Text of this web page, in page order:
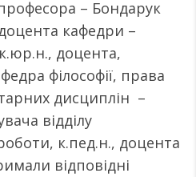
– Бондарук
кафедри –
доцента,
філософії, права
дисциплін –
відділу
к.пед.н., доцента
відповідні